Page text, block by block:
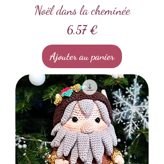
Noël dans la cheminée
Prix
6,57 €
Ajouter au panier